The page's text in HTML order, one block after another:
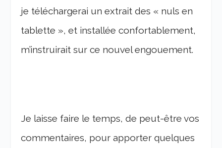
je téléchargerai un extrait des « nuls en
tablette », et installée confortablement,
m’instruirait sur ce nouvel engouement.
Je laisse faire le temps, de peut-être vos
commentaires, pour apporter quelques